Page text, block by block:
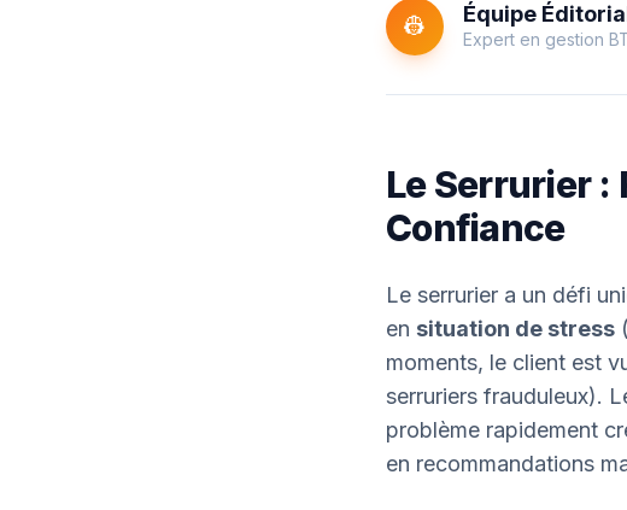
👷 Équipe
Expert en gestion
Le Serrurier :
Confiance
Le serrurier a un défi
en situation de stress
moments, le client est
serruriers frauduleux).
problème rapidement
en recommandations